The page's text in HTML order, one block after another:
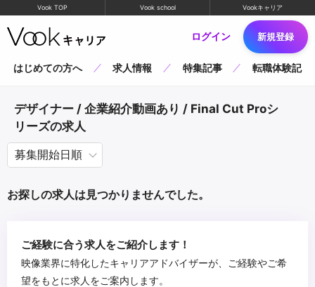
Vook TOP Vook school Vookキャリア
ログイン 新規登録
はじめての方へ 求人情報 特集記事 転職体験記
デザイナー / 企業紹介動画あり / Final Cut Proシ
リーズの求人
お探しの求人は見つかりませんでした。
ご経験に合う求人をご紹介します！
映像業界に特化したキャリアアドバイザーが、ご経験やご希
望をもとに求人をご案内します。